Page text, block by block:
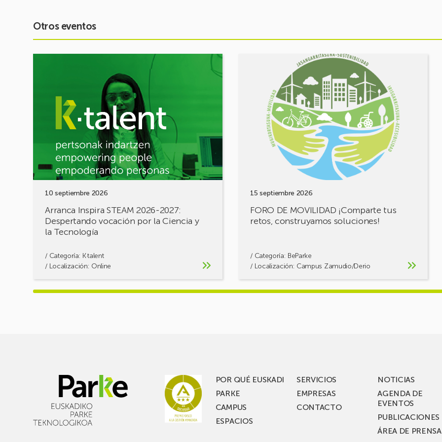
Otros eventos
10 septiembre 2026
Arranca Inspira STEAM 2026-2027:
Despertando vocación por la Ciencia y
la Tecnología
/ Categoría: K·talent
/ Localización: Online
Despertando
vocación
Ciencia
y
15 septiembre 2026
FORO DE MOVILIDAD ¡Comparte tus
retos, construyamos soluciones!
/ Categoría: BeParke
/ Localización: Campus Zamudio/Derio
MOVILIDAD
¡Comparte
construyamos
POR QUÉ EUSKADI
PARKE
CAMPUS
ESPACIOS
SERVICIOS
EMPRESAS
CONTACTO
NOTICIAS
AGENDA DE
EVENTOS
PUBLICACIONES
ÁREA DE PRENSA